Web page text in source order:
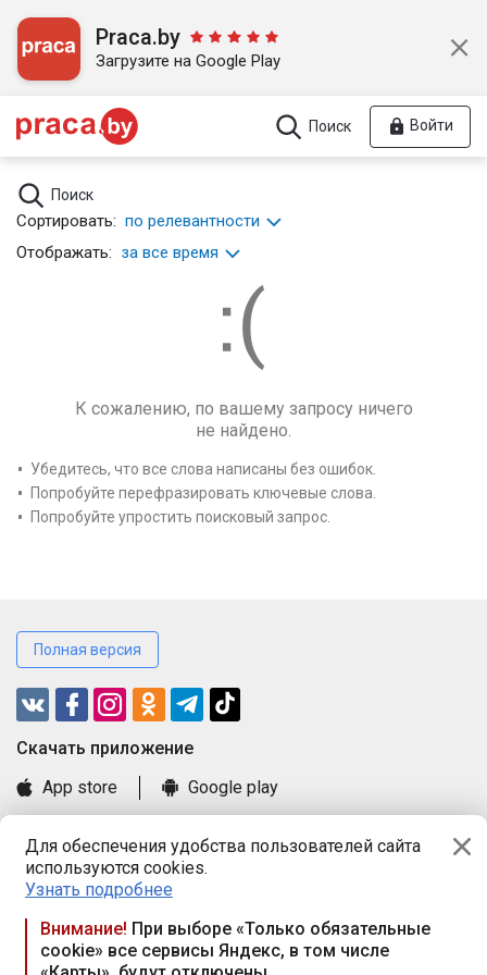
Для обеспечения удобства пользователей сайта
используются cookies.
Узнать подробнее
Внимание! При выборе «Только обязательные
cookie» все сервисы Яндекс, в том числе
Praca.by
Загрузите на Google Play
Поиск Войти
Поиск
Сортировать: по релевантности
Отображать: за все время
К сожалению, по вашему запросу ничего
не найдено.
Убедитесь, что все слова написаны без ошибок.
Попробуйте перефразировать ключевые слова.
Попробуйте упростить поисковый запрос.
Полная версия
Cкачать приложение
App store
Google play
Книга замечаний и предложений
Правила и документы
Praca.by © 2000—2026, ООО «ПРАЦА БАЙ»
Республика Беларусь, 220114, г. Минск, пр-т Независимости
117а, пом. № 9.